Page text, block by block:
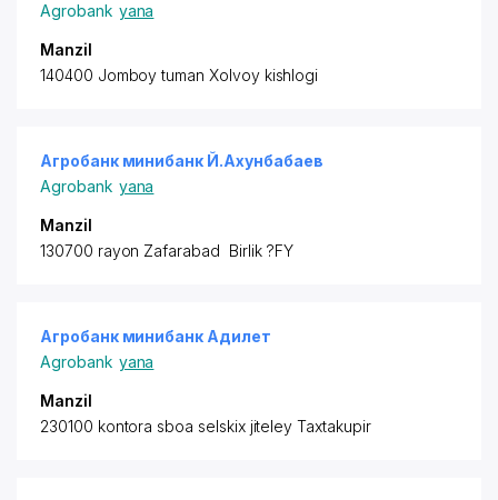
Agrobank yana
Manzil
140400 Jomboy tuman Xolvoy kishlogi
Агробанк минибанк Й.Ахунбабаев
Agrobank yana
Manzil
130700 rayon Zafarabad Birlik ?FY
Агробанк минибанк Адилет
Agrobank yana
Manzil
230100 kontora sboa selskix jiteley Taxtakupir